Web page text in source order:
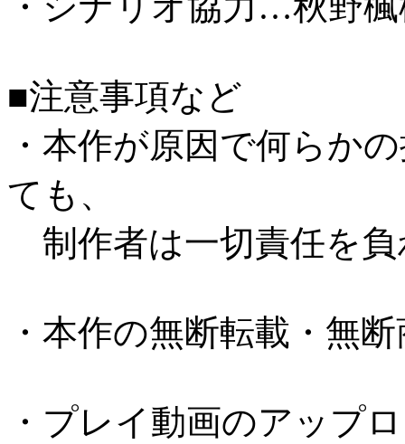
■注意事項など
・本作が原因で何らか
ても、
制作者は一切責任を
・本作の無断転載・無
・プレイ動画のアップ